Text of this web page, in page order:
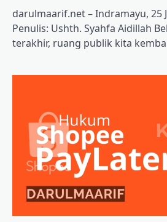
darulmaarif.net – Indramayu, 25
Penulis: Ushth. Syahfa Aidillah
terakhir, ruang publik kita